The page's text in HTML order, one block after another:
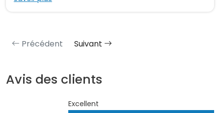
Précédent Suivant
Avis des clients
Excellent